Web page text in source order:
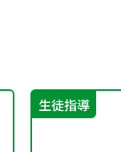
生徒指導